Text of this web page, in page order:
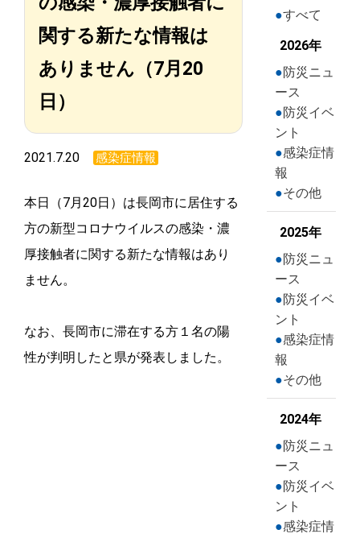
関する新たな情報は
ありません（7月20
日）
2021.7.20 感染症情報
本日（7月20日）は長岡市に居住する
方の新型コロナウイルスの感染・濃
厚接触者に関する新たな情報はあり
ません。
なお、長岡市に滞在する方１名の陽
性が判明したと県が発表しました。
すべて
2026年
防災ニュ
ース
防災イベ
ント
感染症情
報
その他
2025年
防災ニュ
ース
防災イベ
ント
感染症情
報
その他
2024年
防災ニュ
ース
防災イベ
ント
感染症情